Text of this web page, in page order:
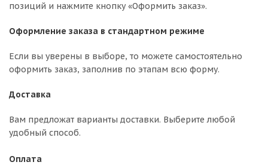
позиций и нажмите кнопку «Оформить заказ».
Оформление заказа в стандартном режиме
Если вы уверены в выборе, то можете самостоятельно
оформить заказ, заполнив по этапам всю форму.
Доставка
Вам предложат варианты доставки. Выберите любой
удобный способ.
Оплата